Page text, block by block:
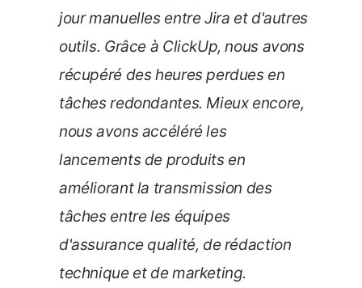
jour manuelles entre Jira et d'autres
outils. Grâce à ClickUp, nous avons
récupéré des heures perdues en
tâches redondantes. Mieux encore,
nous avons accéléré les
lancements de produits en
améliorant la transmission des
tâches entre les équipes
d'assurance qualité, de rédaction
technique et de marketing.